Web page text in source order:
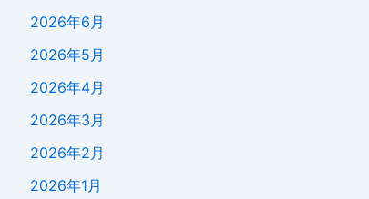
2026年6月
2026年5月
2026年4月
2026年3月
2026年2月
2026年1月